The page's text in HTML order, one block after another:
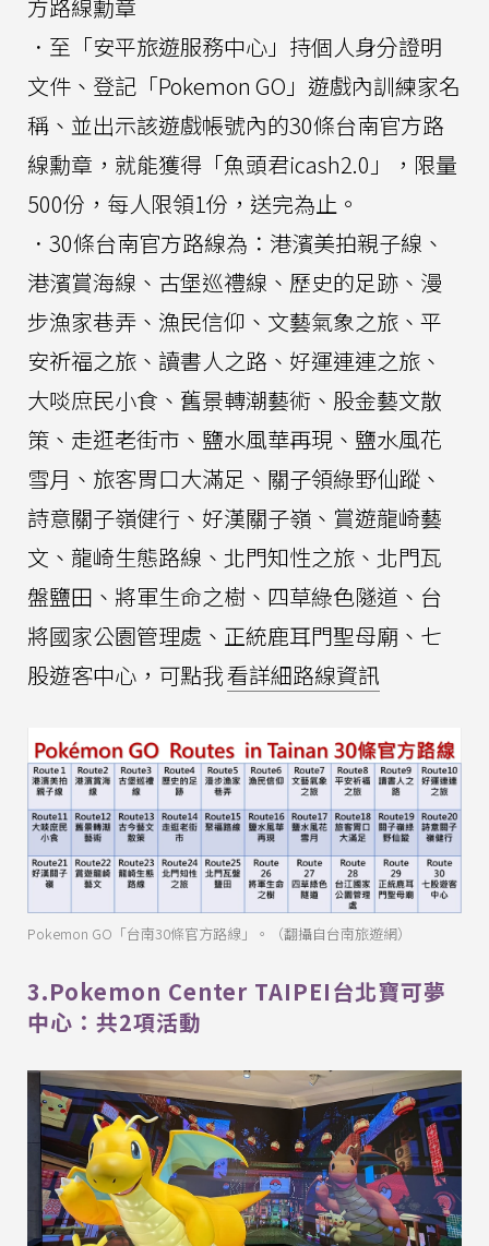
方路線勳章
．至「安平旅遊服務中心」持個人身分證明
文件、登記「Pokemon GO」遊戲內訓練家名
稱、並出示該遊戲帳號內的30條台南官方路
線勳章，就能獲得「魚頭君icash2.0」，限量
500份，每人限領1份，送完為止。
．30條台南官方路線為：港濱美拍親子線、
港濱賞海線、古堡巡禮線、歷史的足跡、漫
步漁家巷弄、漁民信仰、文藝氣象之旅、平
安祈福之旅、讀書人之路、好運連連之旅、
大啖庶民小食、舊景轉潮藝術、股金藝文散
策、走逛老街市、鹽水風華再現、鹽水風花
雪月、旅客胃口大滿足、關子領綠野仙蹤、
詩意關子嶺健行、好漢關子嶺、賞遊龍崎藝
文、龍崎生態路線、北門知性之旅、北門瓦
盤鹽田、將軍生命之樹、四草綠色隧道、台
將國家公園管理處、正統鹿耳門聖母廟、七
股遊客中心，可點我看詳細路線資訊
Pokemon GO「台南30條官方路線」。（翻攝自台南旅遊網）
3.Pokemon Center TAIPEI台北寶可夢
中心：共2項活動